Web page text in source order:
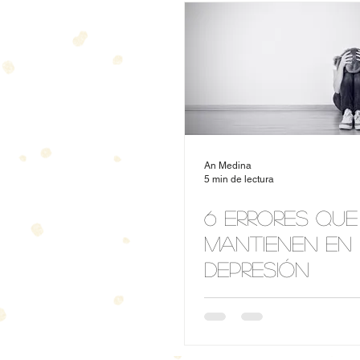
An Medina
5 min de lectura
6 errores
mantienen en
Depresión